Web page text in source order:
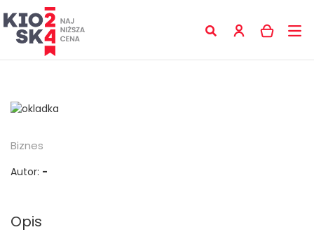
Biznes
Autor: -
Opis